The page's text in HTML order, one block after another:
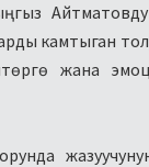
камтыган
жана